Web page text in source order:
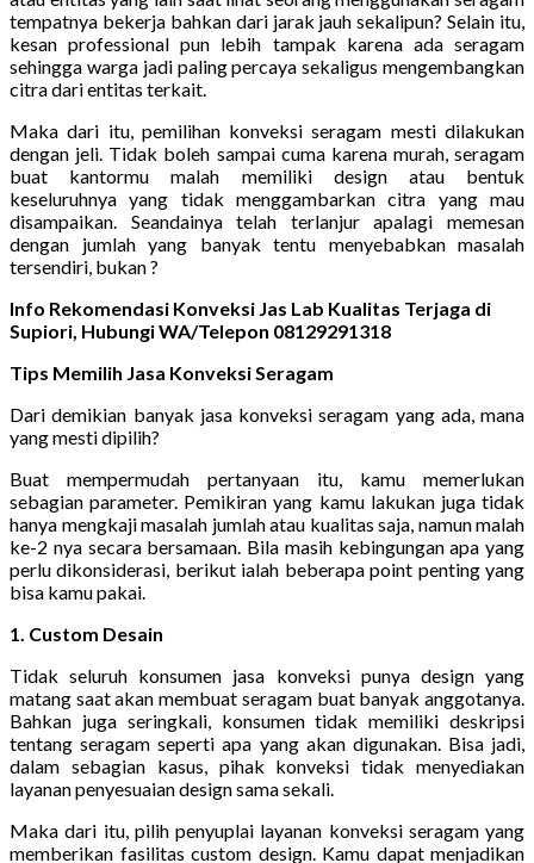
tempatnya bekerja bahkan dari jarak jauh sekalipun? Selain itu,
kesan professional pun lebih tampak karena ada seragam
sehingga warga jadi paling percaya sekaligus mengembangkan
citra dari entitas terkait.
Maka dari itu, pemilihan konveksi seragam mesti dilakukan
dengan jeli. Tidak boleh sampai cuma karena murah, seragam
buat kantormu malah memiliki design atau bentuk
keseluruhnya yang tidak menggambarkan citra yang mau
disampaikan. Seandainya telah terlanjur apalagi memesan
dengan jumlah yang banyak tentu menyebabkan masalah
tersendiri, bukan ?
Info Rekomendasi Konveksi Jas Lab Kualitas Terjaga di
Supiori, Hubungi WA/Telepon 08129291318
Tips Memilih Jasa Konveksi Seragam
Dari demikian banyak jasa konveksi seragam yang ada, mana
yang mesti dipilih?
Buat mempermudah pertanyaan itu, kamu memerlukan
sebagian parameter. Pemikiran yang kamu lakukan juga tidak
hanya mengkaji masalah jumlah atau kualitas saja, namun malah
ke-2 nya secara bersamaan. Bila masih kebingungan apa yang
perlu dikonsiderasi, berikut ialah beberapa point penting yang
bisa kamu pakai.
1. Custom Desain
Tidak seluruh konsumen jasa konveksi punya design yang
matang saat akan membuat seragam buat banyak anggotanya.
Bahkan juga seringkali, konsumen tidak memiliki deskripsi
tentang seragam seperti apa yang akan digunakan. Bisa jadi,
dalam sebagian kasus, pihak konveksi tidak menyediakan
layanan penyesuaian design sama sekali.
Maka dari itu, pilih penyuplai layanan konveksi seragam yang
memberikan fasilitas custom design. Kamu dapat menjadikan